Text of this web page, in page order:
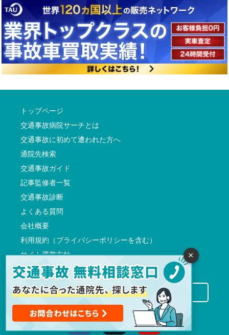
トップページ
交通事故病院サーチとは
交通事故に初めて遭われた方へ
通院先検索
交通事故ガイド
記事監修者一覧
交通事故診断
よくある質問
会社概要
利用規約（プライバシーポリシーを含む）
サイト運営方針
反社会的勢力に対する基本方針
交通事故病院サーチに掲載希望の先生方へ
×